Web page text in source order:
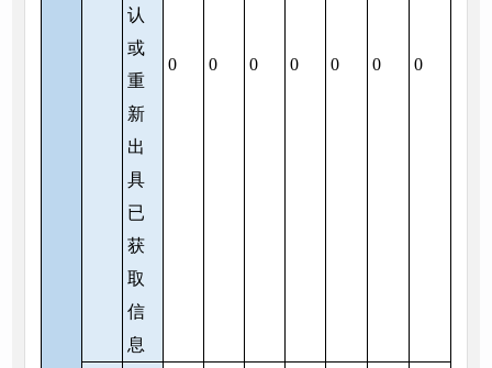
认
或
重
新
出
具
已
获
取
信
息
0 0 0 0 0 0 0